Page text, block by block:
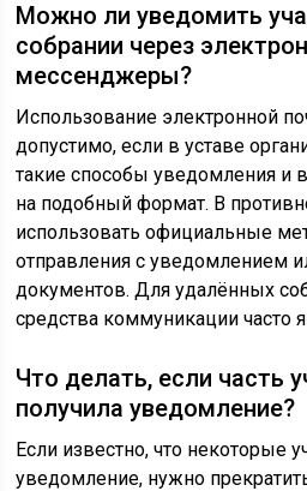
Можно ли уведомить
собрании через
мессенджеры?
Использование электронной
допустимо, если в уставе
такие способы уведомления и
на подобный формат. В
использовать официальные
отправления с уведомлением
документов. Для удалённых
средства коммуникации часто
Что делать, если часть
получила уведомление?
Если известно, что некоторые
уведомление, нужно